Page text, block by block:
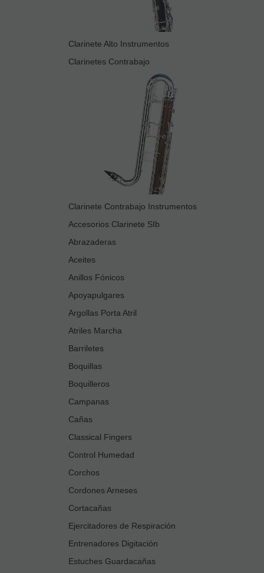
Clarinete Alto Instrumentos
Clarinetes Contrabajo
Clarinete Contrabajo Instrumentos
Accesorios Clarinete SIb
Abrazaderas
Aceites
Anillos Fónicos
Apoyapulgares
Argollas Porta Atril
Atriles Marcha
Barriletes
Boquillas
Boquilleros
Campanas
Cañas
Classical Fingers
Control Humedad
Corchos
Cordones Arneses
Cortacañas
Ejercitadores de Respiración
Entrenadores Digitación
Estuches Guardacañas